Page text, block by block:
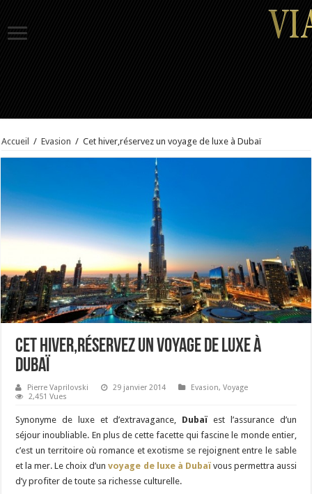
Accueil / Evasion / Cet hiver,réservez un voyage de luxe à Dubaï
Cet hiver,réservez un voyage de luxe à
Dubaï
Pierre Vaprilovski 29 janvier 2014 Evasion,Voyage
2,451 Vues
Synonyme de luxe et d’extravagance, Dubaï est l’assurance d’un
séjour inoubliable. En plus de cette facette qui fascine le monde entier,
c’est un territoire où romance et exotisme se rejoignent entre le sable
et la mer. Le choix d’unvoyage de luxe à Dubaï vous permettra aussi
d’y profiter de toute sa richesse culturelle.